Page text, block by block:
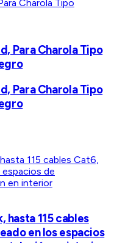
Para Charola Tipo
Para Charola Tipo
115 cables
en los espacios